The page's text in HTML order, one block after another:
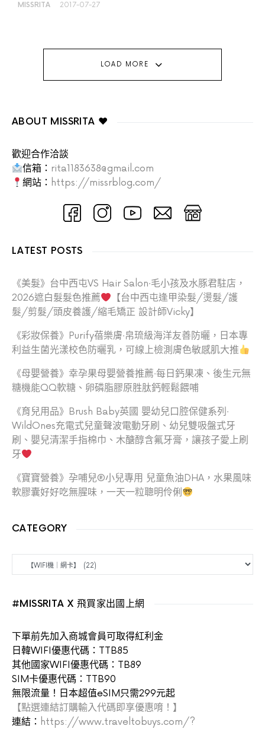
MISSRITA 2017-07-27
LOAD MORE
ABOUT MISSRITA ♥
歡迎合作洽談
信箱： rita1183638@gmail.com
網站： https://missrblog.com/
LATEST POSTS
《美髮》台中西屯VS Hair Salon‧毛小孩及水豚君駐店，
2026遮白髮髮色推薦
【台中西屯逢甲染髮/燙髮/護
髮/剪髮/頭皮養護/縮毛矯正 設計師Vicky】
《彩妝保養》Purify蓓樂膚‧帛琉級海洋友善防曬，日本專
利益生菌光漾校色防曬乳，可線上檢測膚色敏感肌大推
《母嬰營養》幸孕果母嬰營養推薦‧每日鈣果凍、後生元無
糖機能QQ軟糖、卵磷脂膠原胜肽鈣輕鬆餵哺
《育兒用品》Brush Baby英國 嬰幼兒口腔保健系列‧
WildOnes充電式兒童聲波電動牙刷、幼兒雙吸盤式牙
刷、嬰兒清潔手指棉巾、木醣醇含氟牙膏，讓孩子愛上刷
牙
《寶寶營養》孕哺兒®小兒專用 兒童魚油DHA，水果風味
軟膠囊好好吃無腥味，一天一粒聰明伶俐
CATEGORY
#MISSRITA X 飛買家出國上網
下單前先加入商城會員可取得紅利金
日韓WIFI優惠代碼：TTB85
其他國家WIFI優惠代碼：TB89
SIM卡優惠代碼：TTB90
無限流量！日本超值eSIM只需299元起
【點選連結訂購輸入代碼即享優惠唷！】
連結： https://www.traveltobuys.com/?